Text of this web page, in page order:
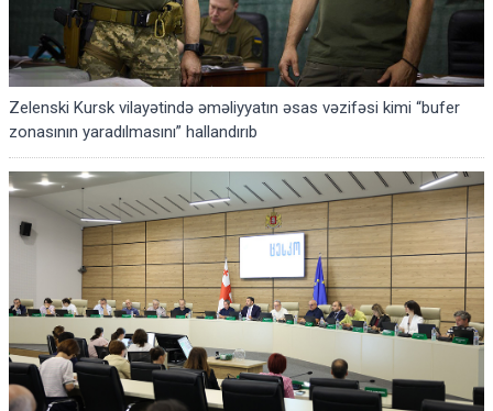
Zelenski Kursk vilayətində əməliyyatın əsas vəzifəsi kimi “bufer
zonasının yaradılmasını” hallandırıb